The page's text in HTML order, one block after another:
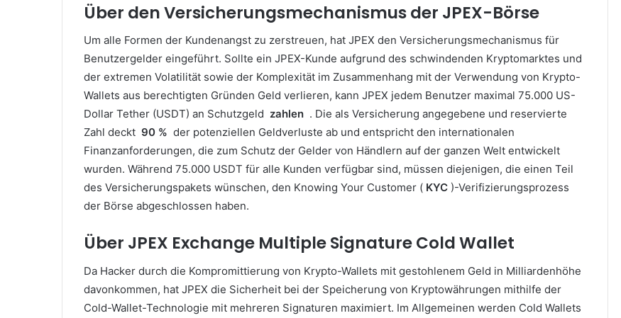
Über den Versicherungsmechanismus der JPEX-Börse
Um alle Formen der Kundenangst zu zerstreuen, hat JPEX den Versicherungsmechanismus für
Benutzergelder eingeführt. Sollte ein JPEX-Kunde aufgrund des schwindenden Kryptomarktes und
der extremen Volatilität sowie der Komplexität im Zusammenhang mit der Verwendung von Krypto-
Wallets aus berechtigten Gründen Geld verlieren, kann JPEX jedem Benutzer maximal 75.000 US-
Dollar Tether (USDT) an Schutzgeld zahlen . Die als Versicherung angegebene und reservierte
Zahl deckt 90 % der potenziellen Geldverluste ab und entspricht den internationalen
Finanzanforderungen, die zum Schutz der Gelder von Händlern auf der ganzen Welt entwickelt
wurden. Während 75.000 USDT für alle Kunden verfügbar sind, müssen diejenigen, die einen Teil
des Versicherungspakets wünschen, den Knowing Your Customer ( KYC )-Verifizierungsprozess
der Börse abgeschlossen haben.
Über JPEX Exchange Multiple Signature Cold Wallet
Da Hacker durch die Kompromittierung von Krypto-Wallets mit gestohlenem Geld in Milliardenhöhe
davonkommen, hat JPEX die Sicherheit bei der Speicherung von Kryptowährungen mithilfe der
Cold-Wallet-Technologie mit mehreren Signaturen maximiert. Im Allgemeinen werden Cold Wallets